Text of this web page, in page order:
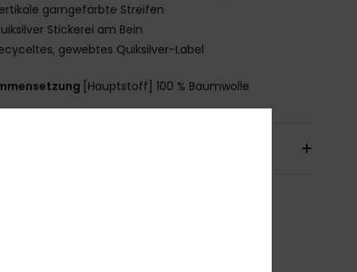
garngefärbte Streifen
Stickerei am Bein
gewebtes Quiksilver-Label
[Hauptstoff] 100 % Baumwolle